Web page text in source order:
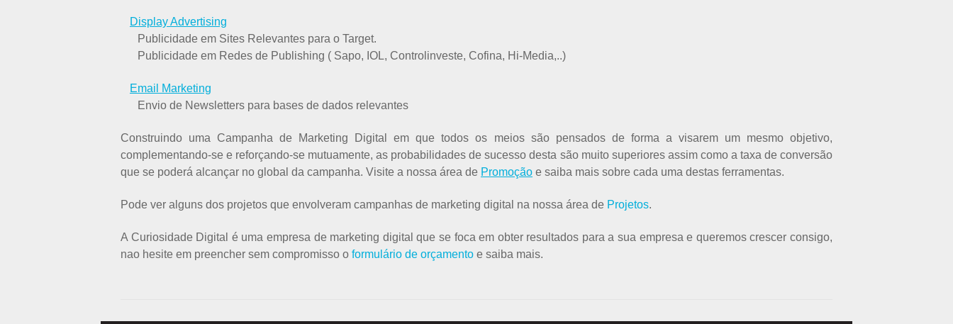
Display Advertising
Publicidade em Sites Relevantes para o Target.
Publicidade em Redes de Publishing ( Sapo, IOL, Controlinveste, Cofina, Hi-Media,..)
Email Marketing
Envio de Newsletters para bases de dados relevantes
Construindo uma Campanha de Marketing Digital em que todos os meios são pensados de forma a visarem um mesmo objetivo,
complementando-se e reforçando-se mutuamente, as probabilidades de sucesso desta são muito superiores assim como a taxa de conversão
que se poderá alcançar no global da campanha. Visite a nossa área de Promoção e saiba mais sobre cada uma destas ferramentas.
Pode ver alguns dos projetos que envolveram campanhas de marketing digital na nossa área de Projetos.
A Curiosidade Digital é uma empresa de marketing digital que se foca em obter resultados para a sua empresa e queremos crescer consigo,
nao hesite em preencher sem compromisso o formulário de orçamento e saiba mais.